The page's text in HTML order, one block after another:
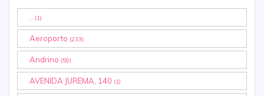
(1)
Aeroporto (233)
Andrino (59)
AVENIDA JUREMA, 140 (1)